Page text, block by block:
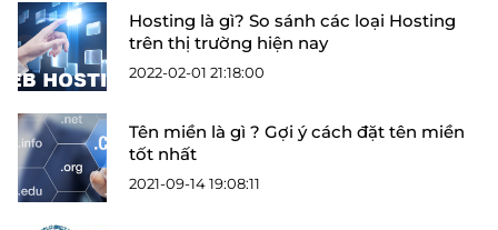
Hosting là gì? So sánh các loại Hosting
trên thị trường hiện nay
2022-02-01 21:18:00
Tên miền là gì ? Gợi ý cách đặt tên miền
tốt nhất
2021-09-14 19:08:11